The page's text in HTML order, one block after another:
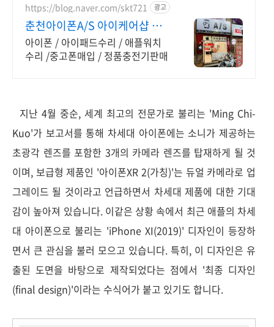
https://blog.naver.com/skt721 광고
춘천아이폰A/S 아이케어샵 정
품 악세사리 판매
아이폰 / 아이패드수리 / 애플워치
수리 /중고폰매입 / 정품충전기판매
지난 4월 중순, 세계 최고의 전문가로 불리는 'Ming Chi-
Kuo'가 보고서를 통해 차세대 아이폰에는 소니가 제공하는
초광각 렌즈를 포함한 3개의 카메라 렌즈를 탑재하게 될 것
이며, 보급형 제품인 '아이폰XR 2(가칭)'는 듀얼 카메라로 업
그레이드 될 것이라고 언급하면서 차세대 제품에 대한 기대
감이 높아져 있습니다. 이같은 상황 속에서 최근 애플의 차세
대 아이폰으로 불리는 'iPhone XI(2019)' 디자인이 등장하
면서 큰 관심을 불러 모으고 있습니다. 특히, 이 디자인은 유
출된 도면을 바탕으로 제작되었다는 점에서 '최종 디자인
(final design)'이라는 수식어가 붙고 있기도 합니다.